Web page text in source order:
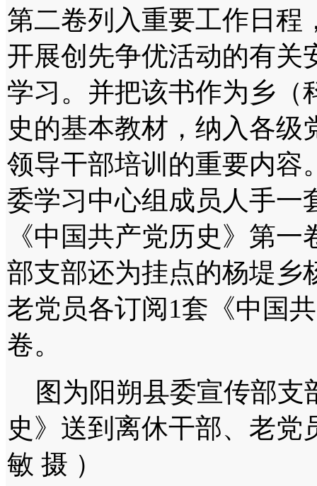
第二卷列入重要工作日程
开展创先争优活动的有关
学习。并把该书作为乡（
史的基本教材，纳入各
领导干部培训的重要内容
委学习中心组成员人手一
《中国共产党历史》第
部支部还为挂点的杨堤乡
老党员各订阅1套《中国
卷。
图为阳朔县委宣传部支
史》送到离休干部、老
敏 摄 ）